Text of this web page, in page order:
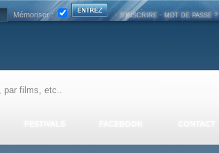
Mémoriser : -S'INSCRIRE -MOT DE PASSE ?